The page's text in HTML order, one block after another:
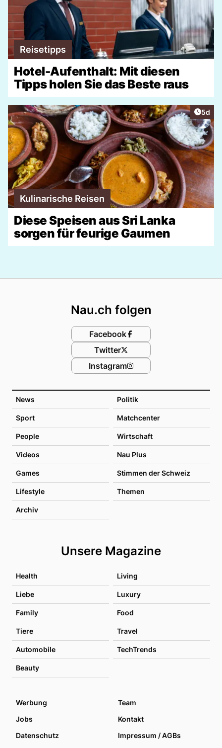
Reisetipps
Hotel-Aufenthalt: Mit diesen
Tipps holen Sie das Beste raus
5d
Kulinarische Reisen
Diese Speisen aus Sri Lanka
sorgen für feurige Gaumen
News Politik
Sport Matchcenter
People Wirtschaft
Videos Nau Plus
Games Stimmen der Schweiz
Lifestyle Themen
Archiv
Unsere Magazine
Health Living
Liebe Luxury
Family Food
Tiere Travel
Automobile TechTrends
Beauty
Nau.ch folgen
Facebook
Twitter
Instagram
Werbung
Team
Jobs
Kontakt
Datenschutz
Impressum / AGBs